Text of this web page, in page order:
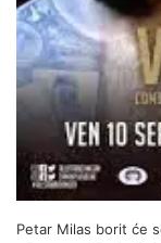
Petar Milas borit će